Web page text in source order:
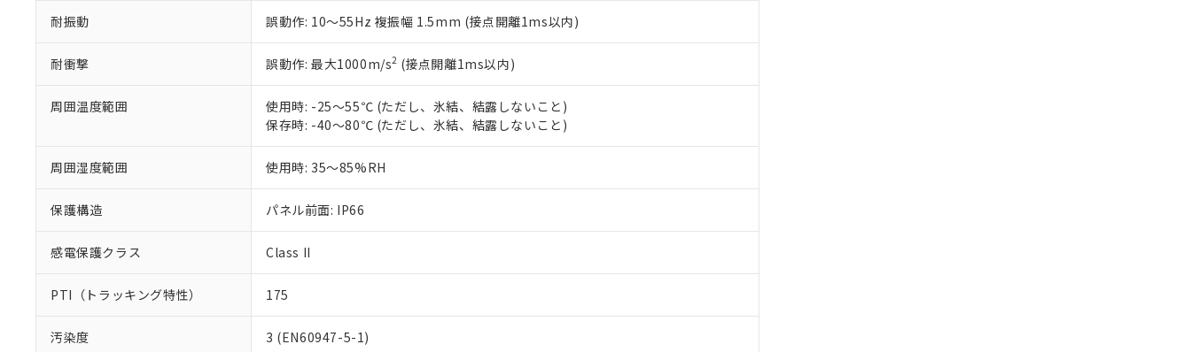
耐振動 誤動作: 10～55Hz 複振幅 1.5mm (接点開離1ms以内)
耐衝撃 誤動作: 最大1000m/s2 (接点開離1ms以内)
周囲温度範囲
使用時: -25～55℃ (ただし、氷結、結露しないこと)
保存時: -40～80℃ (ただし、氷結、結露しないこと)
周囲湿度範囲 使用時: 35～85%RH
保護構造 パネル前面: IP66
感電保護クラス Class II
PTI（トラッキング特性） 175
汚染度 3 (EN60947-5-1)